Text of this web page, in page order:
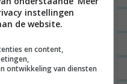
me via whatsapp
naar de wc gaan. Mét
instellingen
de website.
en content,
ontwikkeling van diensten